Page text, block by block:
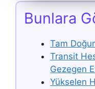
Bunlara
Tam
Transit
Gezegen
Yükselen